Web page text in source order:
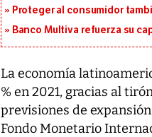
Proteger al consumidor
Banco Multiva refuerza su
La economía
% en 2021, gracias al
previsiones de
Fondo Monetario